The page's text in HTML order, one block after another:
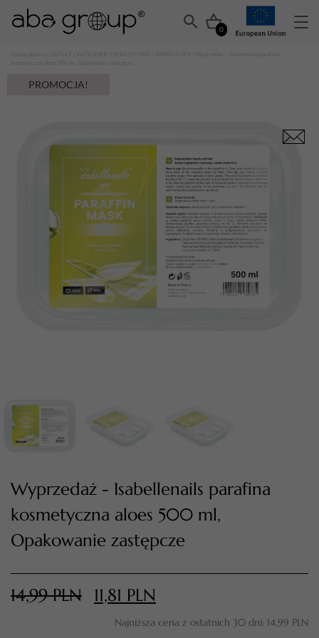
0
TWÓJ KOSZYK (0
Suma koszyka (
PRZEJDŹ DO KOSZYKA
KATEGORIE PRODUKTOWE ZABIEGI I SPA
PROMOCJA!
Wyprzedaż - Isabellenails parafina
kosmetyczna aloes 500 ml,
Opakowanie zastępcze
14,99PLN 11,81 PLN
Najniższa cena z ostatnich 30 dni: 14,99 PLN